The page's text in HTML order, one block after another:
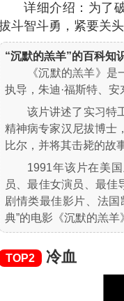
详细介绍：为了
斗智斗勇，紧要关
“沉默的羔羊”的百科知
《沉默的羔羊》
执导，朱迪·福斯特、安
该片讲述了实习特
精神病专家汉尼拔博士
比尔，并将其击毙的故
1991年该片在美
员、最佳女演员、最佳
剧情类最佳影片、法
典”的电影《沉默的羔
TOP2 冷血